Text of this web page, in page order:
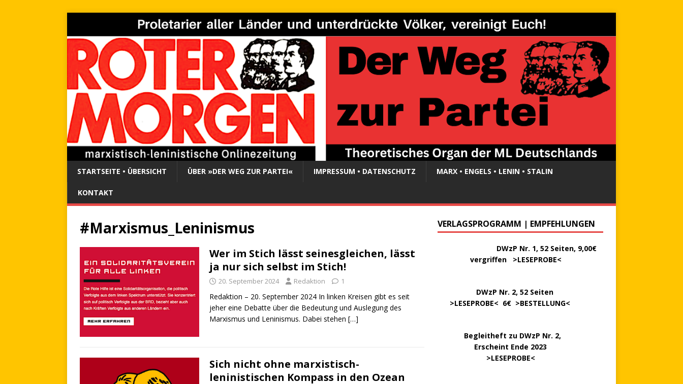
STARTSEITE • ÜBERSICHT ÜBER »DER WEG ZUR PARTEI« IMPRESSUM • DATENSCHUTZ MARX • ENGELS • LENIN • STALIN
KONTAKT
#Marxismus_Leninismus
Wer im Stich lässt seinesgleichen, lässt
ja nur sich selbst im Stich!
20. September 2024 Redaktion 1
Redaktion – 20. September 2024 In linken Kreisen gibt es seit
jeher eine Debatte über die Bedeutung und Auslegung des
Marxismus und Leninismus. Dabei stehen […]
Sich nicht ohne marxistisch-
leninistischen Kompass in den Ozean
VERLAGSPROGRAMM | EMPFEHLUNGEN
DWzP Nr. 1, 52 Seiten, 9,00€
vergriffen >LESEPROBE<
DWzP Nr. 2, 52 Seiten
>LESEPROBE< 6€ >BESTELLUNG<
Begleitheft zu DWzP Nr. 2,
Erscheint Ende 2023
>LESEPROBE<